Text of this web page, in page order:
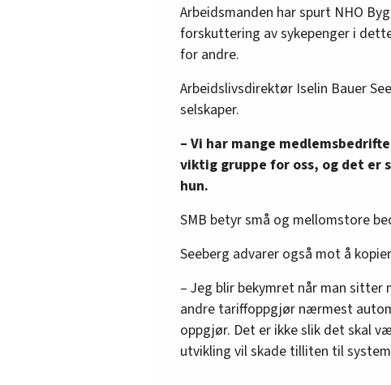
Arbeidsmanden har spurt NHO
forskuttering av sykepenger i
for andre.
Arbeidslivsdirektør Iselin Bauer
selskaper.
– Vi har mange
viktig gruppe for oss, og det
hun.
SMB betyr små og mellomstore
Seeberg advarer også mot å
– Jeg blir bekymret når man sitter
andre tariffoppgjør nærmest
oppgjør. Det er ikke slik det skal
utvikling vil skade tilliten til